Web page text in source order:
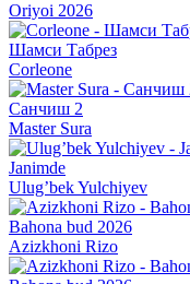
Oriyoi 2026
Шамси Табрез
Corleone
Санчиш 2
Master Sura
Janimde
Ulug’bek Yulchiyev
Bahona bud 2026
Azizkhoni Rizo